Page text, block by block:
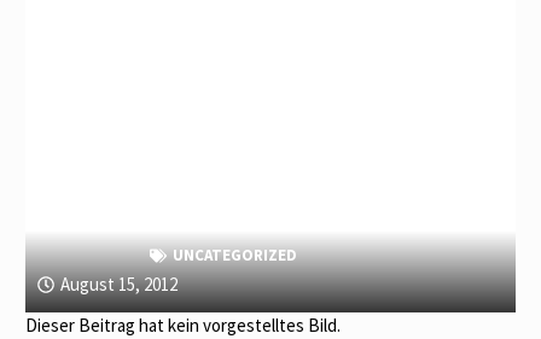
UNCATEGORIZED
August 15, 2012
Dieser Beitrag hat kein vorgestelltes Bild.